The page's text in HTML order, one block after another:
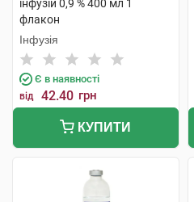
інфузій 0,9 % 400 мл 1
флакон
Інфузія
Є в наявності
від 42.40 грн
КУПИТИ